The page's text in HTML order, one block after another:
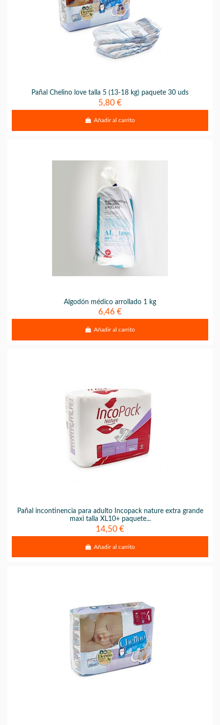
Pañal Chelino love talla 5 (13-18 kg) paquete 30 uds
5,80 €
Añadir al carrito
Algodón médico arrollado 1 kg
6,46 €
Añadir al carrito
Pañal incontinencia para adulto Incopack nature extra grande
maxi talla XL10+ paquete...
14,50 €
Añadir al carrito